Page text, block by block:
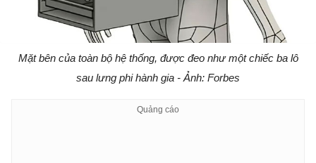
Mặt bên của toàn bộ hệ thống, được đeo như một chiếc ba lô
sau lưng phi hành gia - Ảnh: Forbes